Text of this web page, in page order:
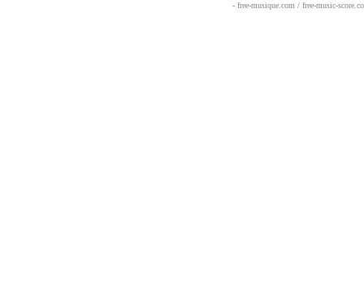
- free-musique.com / free-music-